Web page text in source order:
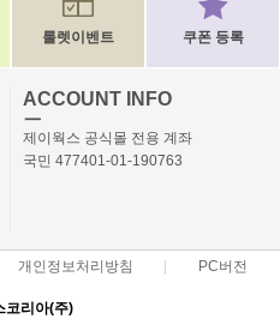
룰렛이벤트 쿠폰 등록
ACCOUNT INFO
ㅡ
제이웍스 공식몰 전용 계좌
국민 477401-01-190763
개인정보처리방침 PC버전
코리아(주)